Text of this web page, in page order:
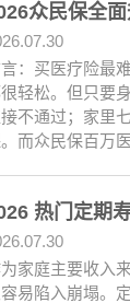
众民保全
：买医疗险最
轻松。但只要
不通过；家里
而众民保百万
热门定期
家庭主要收入
易陷入崩塌。